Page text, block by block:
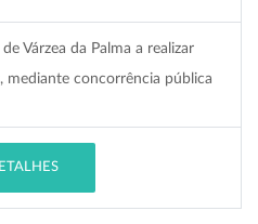
Várzea da Palma a realizar
mediante concorrência pública